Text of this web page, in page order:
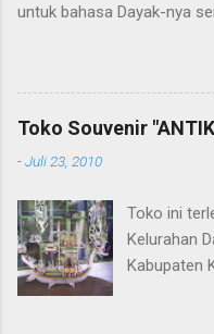
untuk bahasa Dayak-nya
Translate . Koreksi
Untuk koreksi dari
Upaya penerjemahan
Indonesia .
Toko Souvenir
-Juli 23, 2010
Toko ini
Kelurahan
Kabupaten
Kapuas